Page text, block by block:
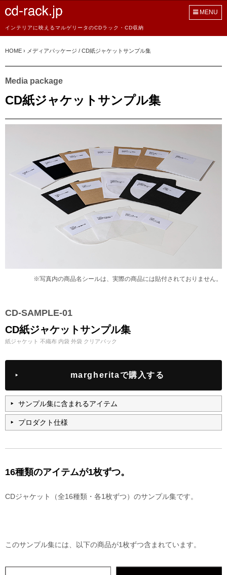
インテリアに映えるマルゲリータのCDラック・CD収納
MENU
HOME › メディアパッケージ / CD紙ジャケットサンプル集
Media package
CD紙ジャケットサンプル集
※写真内の商品名シールは、実際の商品には貼付されておりません。
CD-SAMPLE-01
CD紙ジャケットサンプル集
紙ジャケット 不織布 内袋 外袋 クリアパック
margheritaで購入する
サンプル集に含まれるアイテム
プロダクト仕様
16種類のアイテムが1枚ずつ。
CDジャケット（全16種類・各1枚ずつ）のサンプル集です。
このサンプル集には、以下の商品が1枚ずつ含まれています。